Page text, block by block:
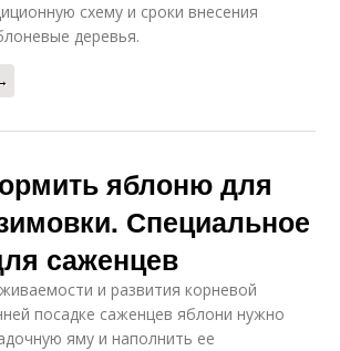
схему и сроки внесения
деревья.
яблоню для
Специальное
саженцев
и развития корневой
посадке саженцев яблони нужно
яму и наполнить ее